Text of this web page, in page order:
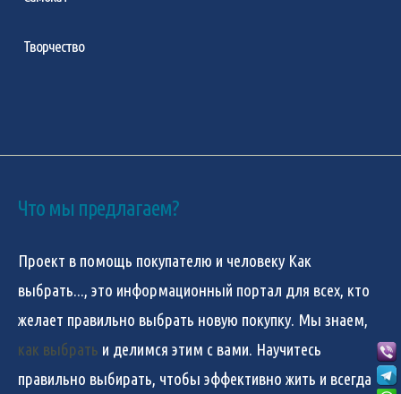
Творчество
Что мы предлагаем?
Проект в помощь покупателю и человеку Как
выбрать..., это информационный портал для всех, кто
желает правильно выбрать новую покупку. Мы знаем,
как выбрать и делимся этим с вами. Научитесь
правильно выбирать, чтобы эффективно жить и всегда